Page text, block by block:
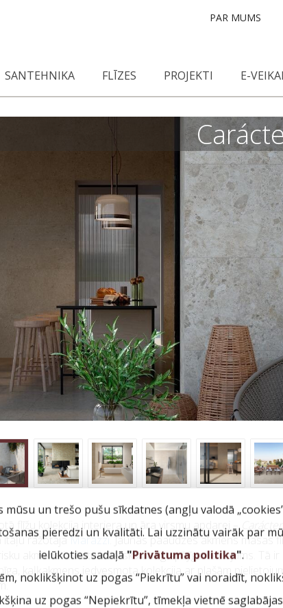
SANTEHNIKA FLĪZES PROJEKTI E-
PAR MUMS
flīžu kolekcija interjera un āra virsmu apdarei – Carácter
itāļu ražotājaMarazzi. Jaunās paaudzes akmens masas
akmens izskatu ir lielisks un ilgtspējīgs risinājums. Tā ir
kaļķakmens iedvesmota kolekcija ar plašām
un trešo pušu sīkdatnes (angļu valodā
pieredzi un kvalitāti. Lai uzzinātu vairāk par
ielūkoties sadaļā "Privātuma politika".
noklikšķinot uz pogas “Piekrītu” vai noraidīt,
uz pogas “Nepiekrītu”, tīmekļa vietnē